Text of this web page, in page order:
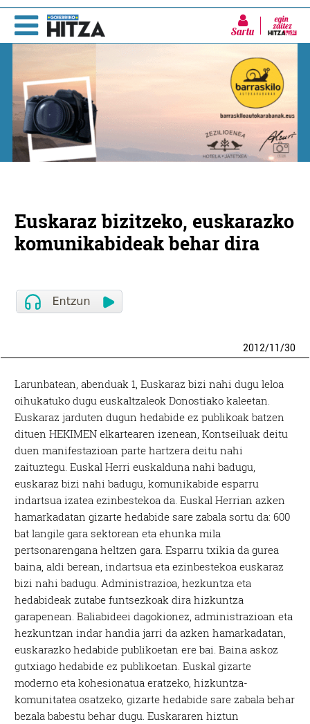
Sartu
Euskaraz bizitzeko, euskarazko
komunikabideak behar dira
2012/11/30
Larunbatean, abenduak 1, Euskaraz bizi nahi dugu leloa
oihukatuko dugu euskaltzaleok Donostiako kaleetan.
Euskaraz jarduten dugun hedabide ez publikoak batzen
dituen HEKIMEN elkartearen izenean, Kontseiluak deitu
duen manifestazioan parte hartzera deitu nahi
zaituztegu. Euskal Herri euskalduna nahi badugu,
euskaraz bizi nahi badugu, komunikabide esparru
indartsua izatea ezinbestekoa da. Euskal Herrian azken
hamarkadatan gizarte hedabide sare zabala sortu da: 600
bat langile gara sektorean eta ehunka mila
pertsonarengana heltzen gara. Esparru txikia da gurea
baina, aldi berean, indartsua eta ezinbestekoa euskaraz
bizi nahi badugu. Administrazioa, hezkuntza eta
hedabideak zutabe funtsezkoak dira hizkuntza
garapenean. Baliabideei dagokionez, administrazioan eta
hezkuntzan indar handia jarri da azken hamarkadatan,
euskarazko hedabide publikoetan ere bai. Baina askoz
gutxiago hedabide ez publikoetan. Euskal gizarte
moderno eta kohesionatua eratzeko, hizkuntza-
komunitatea osatzeko, gizarte hedabide sare zabala behar
bezala babestu behar dugu. Euskararen hiztun